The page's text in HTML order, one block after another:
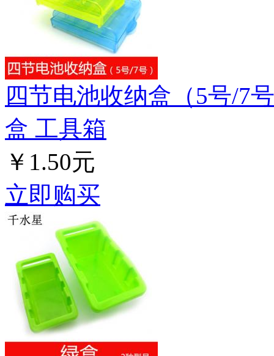
四节电池收纳盒（5号/7
盒 工具箱
￥1.50元
立即购买